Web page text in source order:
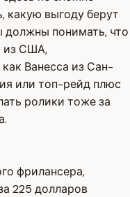
какую выгоду берут
должны понимать, что
из США,
Ванесса из Сан-
или топ-рейд плюс
ролики тоже за
фрилансера,
225 долларов